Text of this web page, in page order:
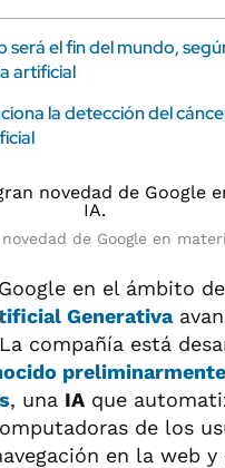
será el fin del mundo,
artificial
la detección del
de Google en
en el ámbito
Generativa
compañía está
, una IA que
de los
en la web y